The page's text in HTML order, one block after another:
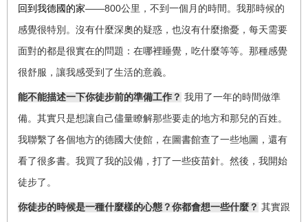
回到我德國的家——800公里，不到一個月的時間。我那時候的
感覺很特別。沒有什麼深奧的疑惑，也沒有什麼擔憂，每天需要
面對的都是很實在的問題：在哪裡睡覺，吃什麼等等。那種感覺
很舒服，讓我感受到了生活的意義。
能不能描述一下你徒步前的準備工作？ 我用了一年的時間做準
備。其實只是想讓自己儘量瞭解那些要走的地方和那兒的百姓。
我聯繫了各個地方的德國大使館，在圖書館查了一些地圖，還有
看了很多書。我買了我的設備，打了一些疫苗針。然後，我開始
徒步了。
你徒步的時候是一種什麼樣的心態？你都會想一些什麼？ 其實跟